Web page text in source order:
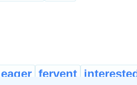
eager fervent